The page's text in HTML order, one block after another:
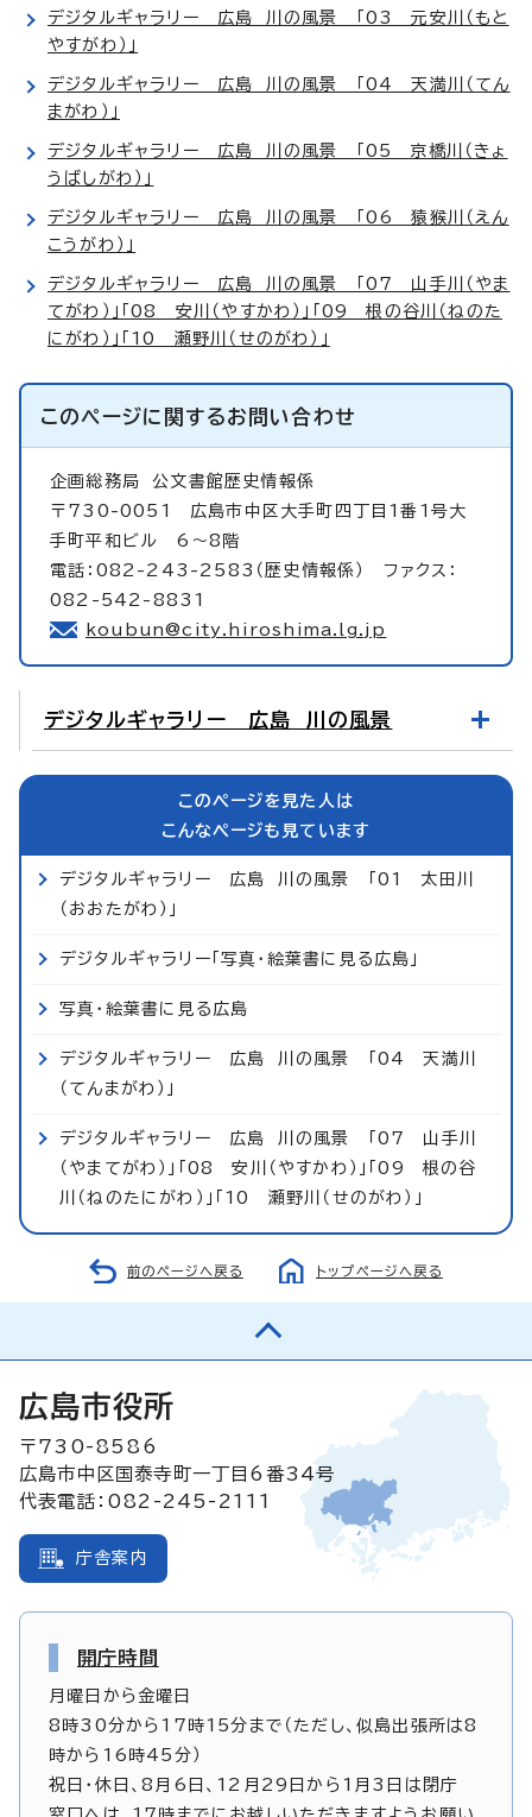
デジタルギャラリー 広島 川の風景 「03 元安川（もと
やすがわ）」
デジタルギャラリー 広島 川の風景 「04 天満川（てん
まがわ）」
デジタルギャラリー 広島 川の風景 「05 京橋川（きょ
うばしがわ）」
デジタルギャラリー 広島 川の風景 「06 猿猴川（えん
こうがわ）」
デジタルギャラリー 広島 川の風景 「07 山手川（やま
てがわ）」「08 安川（やすかわ）」「09 根の谷川（ねのた
にがわ）」「10 瀬野川（せのがわ）」
このページに関するお問い合わせ
企画総務局公文書館歴史情報係
〒730-0051 広島市中区大手町四丁目1番1号大
手町平和ビル 6～8階
電話：082-243-2583（歴史情報係） ファクス：
082-542-8831
koubun@city.hiroshima.lg.jp
デジタルギャラリー 広島 川の風景
このページを見た人は
こんなページも見ています
デジタルギャラリー 広島 川の風景 「01 太田川
（おおたがわ）」
デジタルギャラリー「写真・絵葉書に見る広島」
写真・絵葉書に見る広島
デジタルギャラリー 広島 川の風景 「04 天満川
（てんまがわ）」
デジタルギャラリー 広島 川の風景 「07 山手川
（やまてがわ）」「08 安川（やすかわ）」「09 根の谷
川（ねのたにがわ）」「10 瀬野川（せのがわ）」
前のページへ戻る トップページへ戻る
広島市役所
〒730-8586
広島市中区国泰寺町一丁目6番34号
代表電話：082-245-2111
庁舎案内
開庁時間
月曜日から金曜日
8時30分から17時15分まで（ただし、似島出張所は8
時から16時45分）
祝日・休日、8月6日、12月29日から1月3日は閉庁